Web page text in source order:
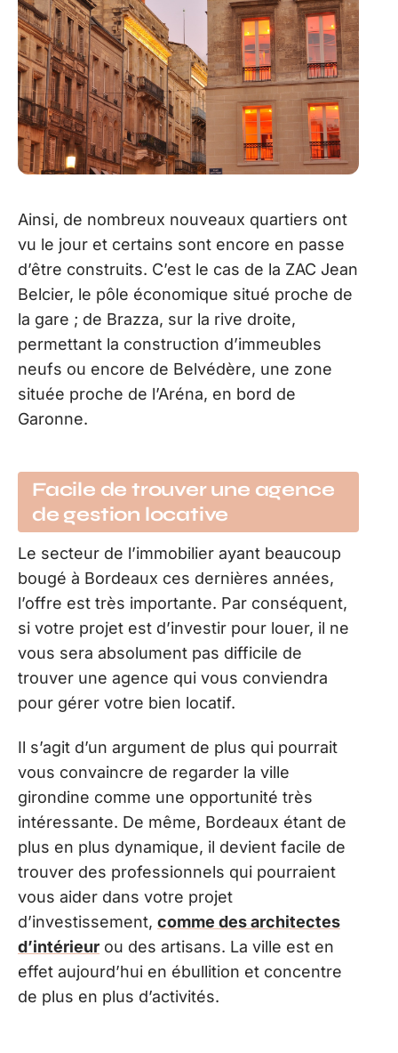
Ainsi, de nombreux nouveaux quartiers ont
vu le jour et certains sont encore en passe
d’être construits. C’est le cas de la ZAC Jean
Belcier, le pôle économique situé proche de
la gare ; de Brazza, sur la rive droite,
permettant la construction d’immeubles
neufs ou encore de Belvédère, une zone
située proche de l’Aréna, en bord de
Garonne.
Facile de trouver une agence
de gestion locative
Le secteur de l’immobilier ayant beaucoup
bougé à Bordeaux ces dernières années,
l’offre est très importante. Par conséquent,
si votre projet est d’investir pour louer, il ne
vous sera absolument pas difficile de
trouver une agence qui vous conviendra
pour gérer votre bien locatif.
Il s’agit d’un argument de plus qui pourrait
vous convaincre de regarder la ville
girondine comme une opportunité très
intéressante. De même, Bordeaux étant de
plus en plus dynamique, il devient facile de
trouver des professionnels qui pourraient
vous aider dans votre projet
d’investissement, comme des architectes
d’intérieur ou des artisans. La ville est en
effet aujourd’hui en ébullition et concentre
de plus en plus d’activités.